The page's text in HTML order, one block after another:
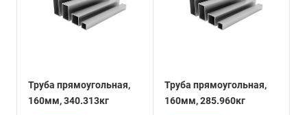
Труба прямоугольная,
160мм, 340.313кг
Труба прямоугольная,
160мм, 285.960кг